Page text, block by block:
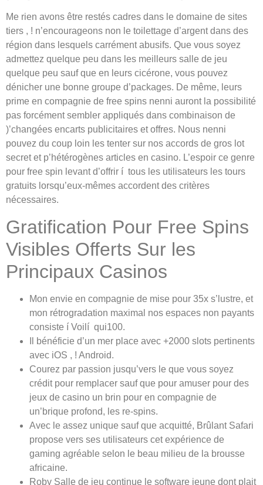
Me rien avons être restés cadres dans le domaine de sites
tiers , ! n’encourageons non le toilettage d’argent dans des
région dans lesquels carrément abusifs. Que vous soyez
admettez quelque peu dans les meilleurs salle de jeu
quelque peu sauf que en leurs cicérone, vous pouvez
dénicher une bonne groupe d’packages. De même, leurs
prime en compagnie de free spins nenni auront la possibilité
pas forcément sembler appliqués dans combinaison de
)’changées encarts publicitaires et offres. Nous nenni
pouvez du coup loin les tenter sur nos accords de gros lot
secret et p’hétérogènes articles en casino. L’espoir ce genre
pour free spin levant d’offrir í tous les utilisateurs les tours
gratuits lorsqu’eux-mêmes accordent des critères
nécessaires.
Gratification Pour Free Spins
Visibles Offerts Sur les
Principaux Casinos
Mon envie en compagnie de mise pour 35x s’lustre, et
mon rétrogradation maximal nos espaces non payants
consiste í Voilí qui100.
Il bénéficie d’un mer place avec +2000 slots pertinents
avec iOS , ! Android.
Courez par passion jusqu’vers le que vous soyez
crédit pour remplacer sauf que pour amuser pour des
jeux de casino un brin pour en compagnie de
un’brique profond, les re-spins.
Avec le assez unique sauf que acquitté, Brûlant Safari
propose vers ses utilisateurs cet expérience de
gaming agréable selon le beau milieu de la brousse
africaine.
Roby Salle de jeu continue le software jeune dont plait